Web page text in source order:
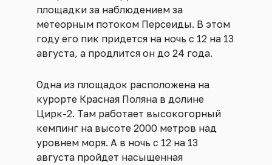
площадки за наблюдением за
метеорным потоком Персеиды. В этом
году его пик придется на ночь с 12 на 13
августа, а продлится он до 24 года.
Одна из площадок расположена на
курорте Красная Поляна в долине
Цирк-2. Там работает высокогорный
кемпинг на высоте 2000 метров над
уровнем моря. А в ночь с 12 на 13
августа пройдет насыщенная